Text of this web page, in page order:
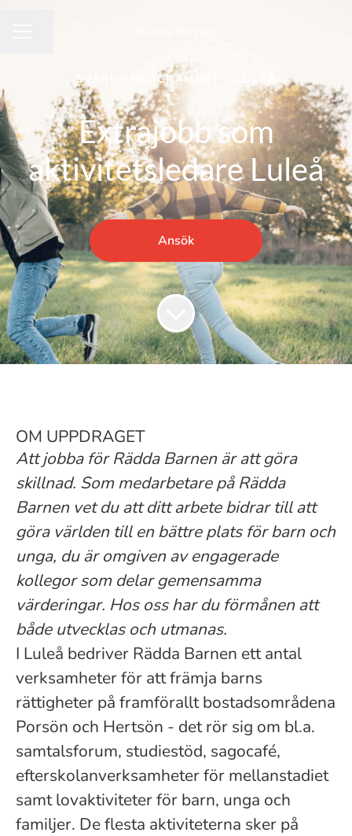
SVERIGEPROGRAMMET
Extrajobb som
aktivitetsledare Luleå
Ansök
OM UPPDRAGET
Att jobba för Rädda Barnen är att göra
skillnad. Som medarbetare på Rädda
Barnen vet du att ditt arbete bidrar till att
göra världen till en bättre plats för barn och
unga, du är omgiven av engagerade
kollegor som delar gemensamma
värderingar. Hos oss har du förmånen att
både utvecklas och utmanas.
I Luleå bedriver Rädda Barnen ett antal
verksamheter för att främja barns
rättigheter på framförallt bostadsområdena
Porsön och Hertsön - det rör sig om bl.a.
samtalsforum, studiestöd, sagocafé,
efterskolanverksamheter för mellanstadiet
samt lovaktiviteter för barn, unga och
familjer. De flesta aktiviteterna sker på